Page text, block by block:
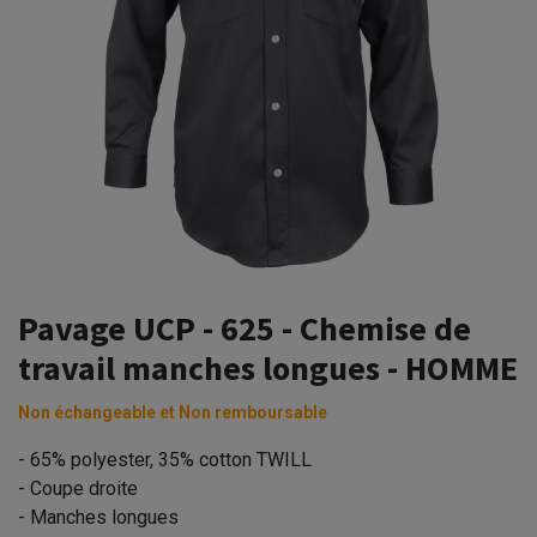
Pavage UCP - 625 - Chemise de
travail manches longues - HOMME
Non échangeable et Non remboursable
- 65% polyester, 35% cotton TWILL
- Coupe droite
- Manches longues